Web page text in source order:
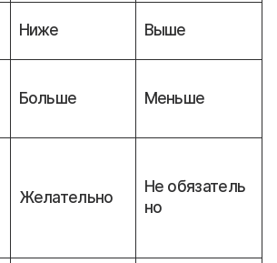
Ниже Выше
Больше Меньше
Желательно
Не обязатель
но